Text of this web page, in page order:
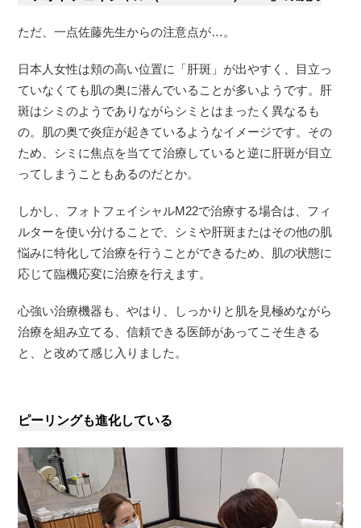
ただ、一点佐藤先生からの注意点が…。
日本人女性は頬の高い位置に「肝斑」が出やすく、目立っ
ていなくても肌の奥に潜んでいることが多いようです。肝
斑はシミのようでありながらシミとはまったく異なるも
の。肌の奥で炎症が起きているようなイメージです。その
ため、シミに焦点を当てて治療していると逆に肝斑が目立
ってしまうこともあるのだとか。
しかし、フォトフェイシャルM22で治療する場合は、フィ
ルターを使い分けることで、シミや肝斑またはその他の肌
悩みに特化して治療を行うことができるため、肌の状態に
応じて臨機応変に治療を行えます。
心強い治療機器も、やはり、しっかりと肌を見極めながら
治療を組み立てる、信頼できる医師があってこそ生きる
と、と改めて感じ入りました。
ピーリングも進化している